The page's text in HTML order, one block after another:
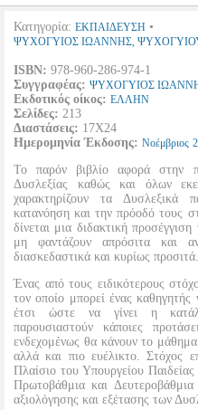
Κατηγορία: ΕΚΠΑΙΔΕΥΣΗ •
ΨΥΧΟΓΥΙΟΣ ΙΩΑΝΝΗΣ, ΨΥΧΟΓΥΙΟΥ
ISBN: 978-960-286-974-1
Συγγραφέας: ΨΥΧΟΓΥΙΟΣ
Εκδοτικός οίκος: ΕΛΛΗΝ
Σελίδες: 213
Διαστάσεις: 17Χ24
Ημερομηνία Έκδοσης: Νοέμβριος
Το παρόν βιβλίο αφορά στην
Δυσλεξίας καθώς και όλων
χαρακτηρίζουν τα Δυσλεξικά
κατανόηση και την πρόοδό τους
δίνεται μια διδακτική
μη φαντάζουν απρόσιτα και
διασκεδαστικά και κυρίως προσιτά.
Ένας από τους ειδικότερους
τον οποίο μπορεί ένας καθηγητής
έτσι ώστε να γίνει η
παρουσιαστούν κάποιες
ενδεχομένως θα κάνουν το
αλλά και πιο ευέλικτο. Στόχος
Πλαίσιο του Υπουργείου
Πρωτοβάθμια και
αξιολόγησης και εξέτασης των